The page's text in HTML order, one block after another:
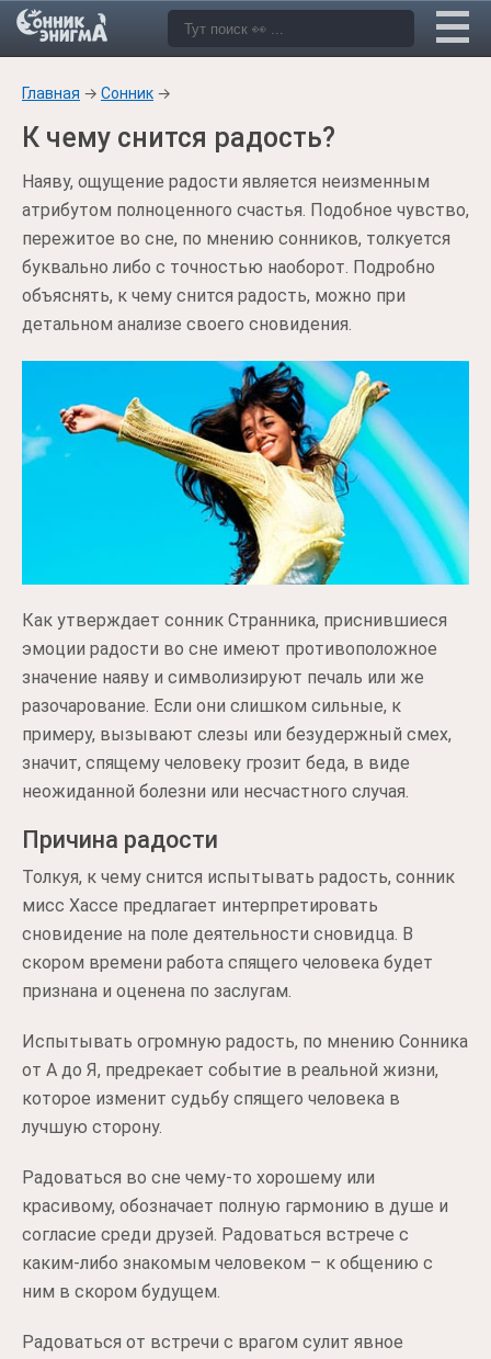
Главная → Сонник →
К чему снится радость?
Наяву, ощущение радости является неизменным
атрибутом полноценного счастья. Подобное чувство,
пережитое во сне, по мнению сонников, толкуется
буквально либо с точностью наоборот. Подробно
объяснять, к чему снится радость, можно при
детальном анализе своего сновидения.
Как утверждает сонник Странника, приснившиеся
эмоции радости во сне имеют противоположное
значение наяву и символизируют печаль или же
разочарование. Если они слишком сильные, к
примеру, вызывают слезы или безудержный смех,
значит, спящему человеку грозит беда, в виде
неожиданной болезни или несчастного случая.
Причина радости
Толкуя, к чему снится испытывать радость, сонник
мисс Хассе предлагает интерпретировать
сновидение на поле деятельности сновидца. В
скором времени работа спящего человека будет
признана и оценена по заслугам.
Испытывать огромную радость, по мнению Сонника
от А до Я, предрекает событие в реальной жизни,
которое изменит судьбу спящего человека в
лучшую сторону.
Радоваться во сне чему-то хорошему или
красивому, обозначает полную гармонию в душе и
согласие среди друзей. Радоваться встрече с
каким-либо знакомым человеком – к общению с
ним в скором будущем.
Радоваться от встречи с врагом сулит явное